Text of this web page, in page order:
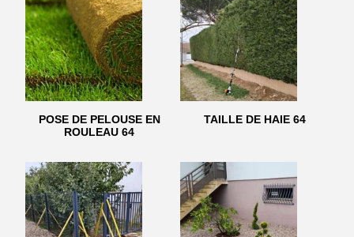
POSE DE PELOUSE EN
ROULEAU 64
TAILLE DE HAIE 64